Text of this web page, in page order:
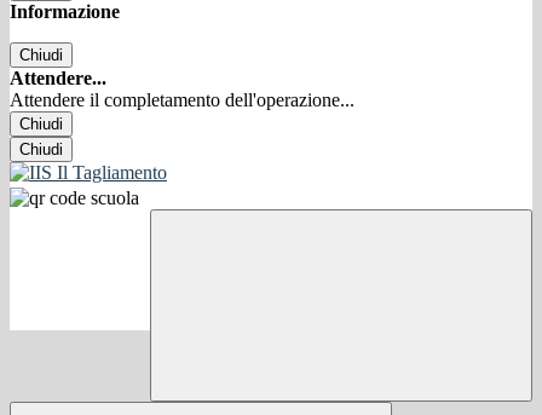
Informazione
Chiudi
Attendere...
Attendere il completamento dell'operazione...
Chiudi
Chiudi